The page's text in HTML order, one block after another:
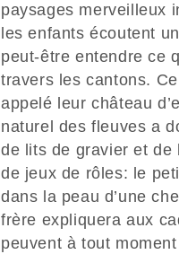
paysages merveilleux
les enfants écoutent
peut-être entendre ce
travers les cantons.
appelé leur château
naturel des fleuves a
de lits de gravier et de
de jeux de rôles: le
dans la peau d’une
frère expliquera aux
peuvent à tout